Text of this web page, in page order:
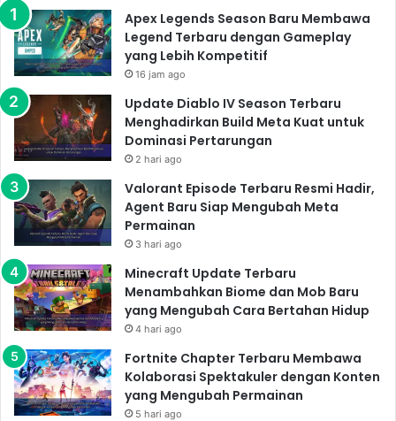
Apex Legends Season Baru Membawa
Legend Terbaru dengan Gameplay
yang Lebih Kompetitif
16 jam ago
Update Diablo IV Season Terbaru
Menghadirkan Build Meta Kuat untuk
Dominasi Pertarungan
2 hari ago
Valorant Episode Terbaru Resmi Hadir,
Agent Baru Siap Mengubah Meta
Permainan
3 hari ago
Minecraft Update Terbaru
Menambahkan Biome dan Mob Baru
yang Mengubah Cara Bertahan Hidup
4 hari ago
Fortnite Chapter Terbaru Membawa
Kolaborasi Spektakuler dengan Konten
yang Mengubah Permainan
5 hari ago